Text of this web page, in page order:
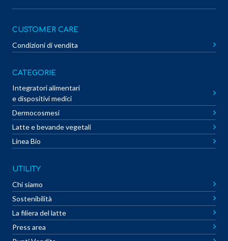
CUSTOMER CARE
Condizioni di vendita
CATEGORIE
Integratori alimentari
e dispositivi medici
Dermocosmesi
Latte e bevande vegetali
Linea Bio
UTILITY
Chi siamo
Sostenibilità
La filiera del latte
Press area